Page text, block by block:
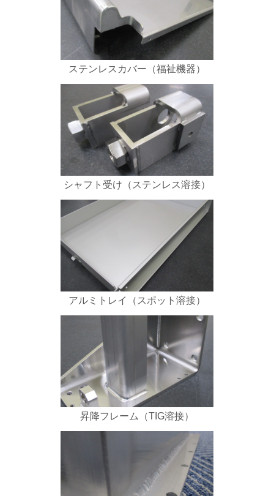
ステンレスカバー（福祉機器）
シャフト受け（ステンレス溶接）
アルミトレイ（スポット溶接）
昇降フレーム（TIG溶接）